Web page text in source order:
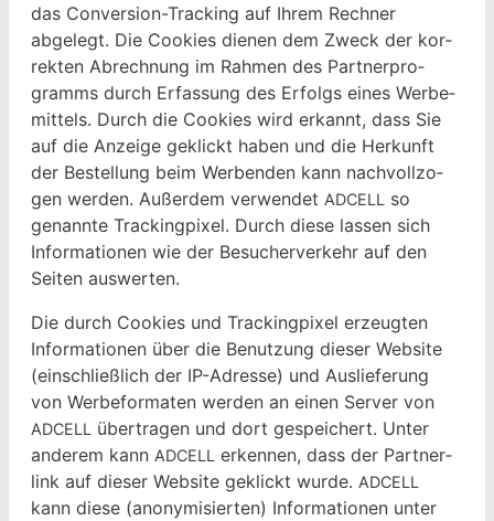
das Con­ver­sion-Track­ing auf Ihrem Rech­n­er
abgelegt. Die Cook­ies dienen dem Zweck der kor­
rek­ten Abrech­nung im Rah­men des Part­ner­pro­
gramms durch Erfas­sung des Erfol­gs eines Werbe­
mit­tels. Durch die Cook­ies wird erkan­nt, dass Sie
auf die Anzeige gek­lickt haben und die Herkun­ft
der Bestel­lung beim Wer­ben­den kann nachvol­l­zo­
gen wer­den. Außer­dem ver­wen­det ADCELL
so
genan­nte Track­ing­pix­el. Durch diese lassen sich
Infor­ma­tio­nen wie der Besucherverkehr auf den
Seit­en auswerten.
Die durch Cook­ies und Track­ing­pix­el erzeugten
Infor­ma­tio­nen über die Benutzung dieser Web­site
(ein­schließlich der IP-Adresse) und Aus­liefer­ung
von Wer­be­for­mat­en wer­den an einen Serv­er von
ADCELL
über­tra­gen und dort gespe­ichert. Unter
anderem kann ADCELL erken­nen, dass der Part­ner­
link auf dieser Web­site gek­lickt wurde. ADCELL
kann diese (anonymisierten) Infor­ma­tio­nen unter